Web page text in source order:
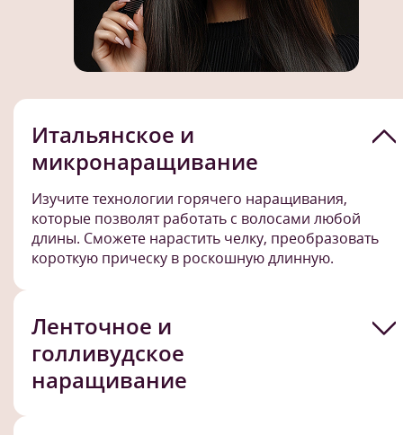
Итальянское и
микронаращивание
Изучите технологии горячего наращивания,
которые позволят работать с волосами любой
длины. Сможете нарастить челку, преобразовать
короткую прическу в роскошную длинную.
Ленточное и
голливудское
наращивание